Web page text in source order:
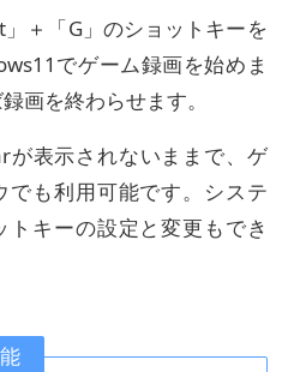
」＋「G」のショットキーを
でゲーム録画を始めま
画を終わらせます。
が表示されないままで、ゲ
でも利用可能です。システ
トキーの設定と変更もでき